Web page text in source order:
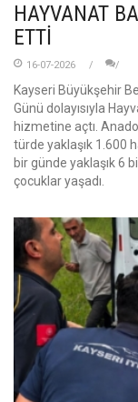
HAYVANAT
ETTİ
16-07-2026
Kayseri Büyükşehir
Günü dolayısıyla
hizmetine açtı.
türde yaklaşık 1.600
bir günde yaklaşık 6
çocuklar yaşadı.